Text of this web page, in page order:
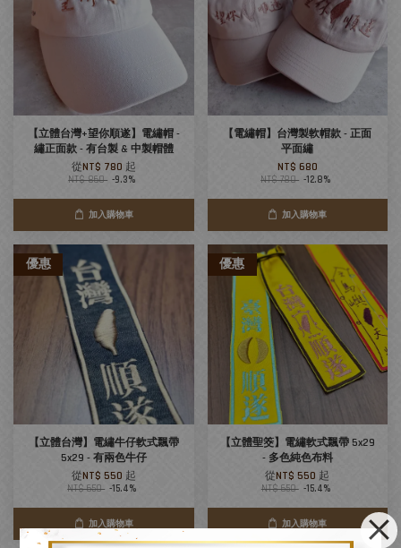
【立體台灣+望你順遂】電繡帽 -
繡正面款 - 有台製 & 中製帽體
從NT$ 780 起
NT$ 860 -9.3%
加入購物車
【電繡帽】台灣製軟帽款 - 正面
平面繡
NT$ 680
NT$ 780 -12.8%
加入購物車
優惠
【立體台灣】電繡牛仔軟式飄帶
5x29 - 有兩色牛仔
從NT$ 550 起
NT$ 650 -15.4%
加入購物車
優惠
【立體聖筊】電繡軟式飄帶 5x29
- 多色純色布料
從NT$ 550 起
NT$ 650 -15.4%
加入購物車